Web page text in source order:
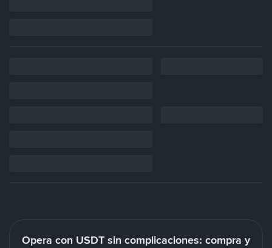
Opera con USDT sin complicaciones: compra y